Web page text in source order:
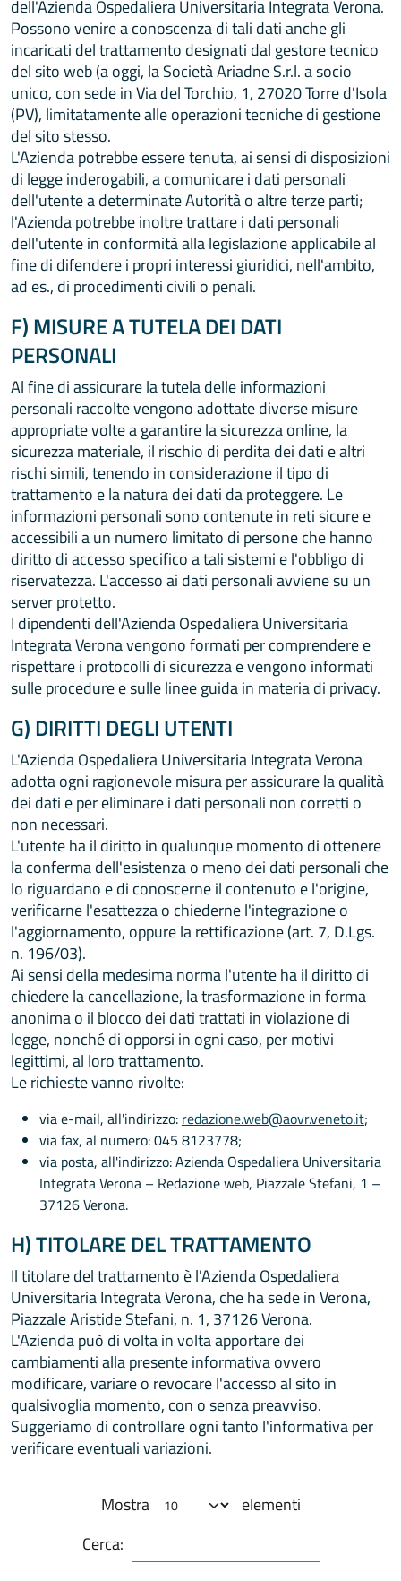
dell'Azienda Ospedaliera Universitaria Integrata Verona.
Possono venire a conoscenza di tali dati anche gli
incaricati del trattamento designati dal gestore tecnico
del sito web (a oggi, la Società Ariadne S.r.l. a socio
unico, con sede in Via del Torchio, 1, 27020 Torre d'Isola
(PV), limitatamente alle operazioni tecniche di gestione
del sito stesso.
L'Azienda potrebbe essere tenuta, ai sensi di disposizioni
di legge inderogabili, a comunicare i dati personali
dell'utente a determinate Autorità o altre terze parti;
l'Azienda potrebbe inoltre trattare i dati personali
dell'utente in conformità alla legislazione applicabile al
fine di difendere i propri interessi giuridici, nell'ambito,
ad es., di procedimenti civili o penali.
F) MISURE A TUTELA DEI DATI
PERSONALI
Al fine di assicurare la tutela delle informazioni
personali raccolte vengono adottate diverse misure
appropriate volte a garantire la sicurezza online, la
sicurezza materiale, il rischio di perdita dei dati e altri
rischi simili, tenendo in considerazione il tipo di
trattamento e la natura dei dati da proteggere. Le
informazioni personali sono contenute in reti sicure e
accessibili a un numero limitato di persone che hanno
diritto di accesso specifico a tali sistemi e l'obbligo di
riservatezza. L'accesso ai dati personali avviene su un
server protetto.
I dipendenti dell'Azienda Ospedaliera Universitaria
Integrata Verona vengono formati per comprendere e
rispettare i protocolli di sicurezza e vengono informati
sulle procedure e sulle linee guida in materia di privacy.
G) DIRITTI DEGLI UTENTI
L'Azienda Ospedaliera Universitaria Integrata Verona
adotta ogni ragionevole misura per assicurare la qualità
dei dati e per eliminare i dati personali non corretti o
non necessari.
L'utente ha il diritto in qualunque momento di ottenere
la conferma dell'esistenza o meno dei dati personali che
lo riguardano e di conoscerne il contenuto e l'origine,
verificarne l'esattezza o chiederne l'integrazione o
l'aggiornamento, oppure la rettificazione (art. 7, D.Lgs.
n. 196/03).
Ai sensi della medesima norma l'utente ha il diritto di
chiedere la cancellazione, la trasformazione in forma
anonima o il blocco dei dati trattati in violazione di
legge, nonché di opporsi in ogni caso, per motivi
legittimi, al loro trattamento.
Le richieste vanno rivolte:
via e-mail, all'indirizzo: redazione.web@aovr.veneto.it;
via fax, al numero: 045 8123778;
via posta, all'indirizzo: Azienda Ospedaliera Universitaria
Integrata Verona – Redazione web, Piazzale Stefani, 1 –
37126 Verona.
H) TITOLARE DEL TRATTAMENTO
Il titolare del trattamento è l'Azienda Ospedaliera
Universitaria Integrata Verona, che ha sede in Verona,
Piazzale Aristide Stefani, n. 1, 37126 Verona.
L'Azienda può di volta in volta apportare dei
cambiamenti alla presente informativa ovvero
modificare, variare o revocare l'accesso al sito in
qualsivoglia momento, con o senza preavviso.
Suggeriamo di controllare ogni tanto l'informativa per
verificare eventuali variazioni.
Mostra
elementi
Cerca: